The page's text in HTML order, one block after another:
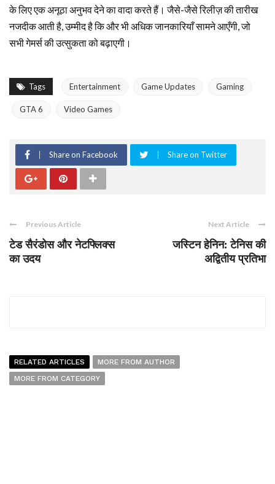
के लिए एक अनूठा अनुभव देने का वादा करते हैं। जैसे-जैसे रिलीज़ की तारीख
नजदीक आती है, उम्मीद है कि और भी अधिक जानकारियाँ सामने आएँगी, जो
सभी गेमर्स की उत्सुकता को बढ़ाएगी।
Tags Entertainment Game Updates Gaming
GTA 6 Video Games
Share on Facebook Share on Twitter
Previous Article
टेड सैरंडोस और नेटफ्लिक्स
का उदय
Next Article
जस्टिन हेनिन: टेनिस की
अद्वितीय प्रतिभा
RELATED ARTICLES
MORE FROM AUTHOR
MORE FROM CATEGORY